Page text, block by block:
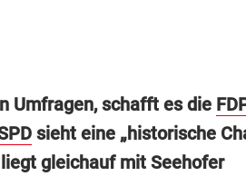
Umfragen, schafft es die
sieht eine „historische
gleichauf mit Seehofer